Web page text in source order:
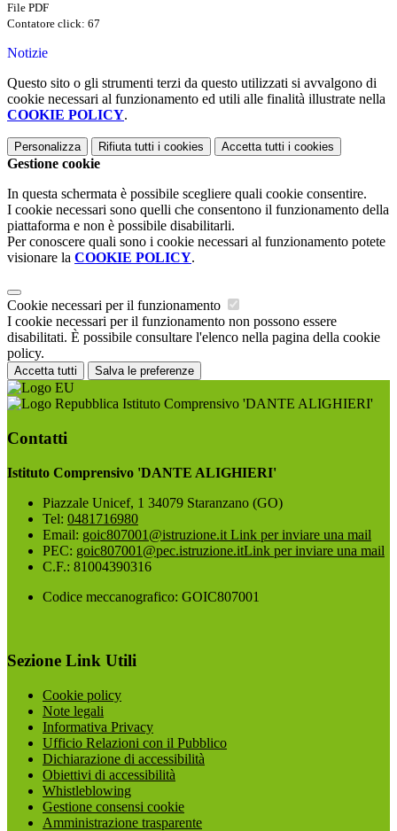
File PDF
Contatore click: 67
Notizie
Questo sito o gli strumenti terzi da questo utilizzati si avvalgono di
cookie necessari al funzionamento ed utili alle finalità illustrate nella
COOKIE POLICY.
Personalizza Rifiuta tutti i cookies Accetta tutti i cookies
Gestione cookie
In questa schermata è possibile scegliere quali cookie consentire.
I cookie necessari sono quelli che consentono il funzionamento della
piattaforma e non è possibile disabilitarli.
Per conoscere quali sono i cookie necessari al funzionamento potete
visionare la COOKIE POLICY.
Cookie necessari per il funzionamento
I cookie necessari per il funzionamento non possono essere
disabilitati. È possibile consultare l'elenco nella pagina della cookie
policy.
Accetta tutti Salva le preferenze
Istituto Comprensivo 'DANTE ALIGHIERI'
Contatti
Istituto Comprensivo 'DANTE ALIGHIERI'
Piazzale Unicef, 1 34079 Staranzano (GO)
Tel: 0481716980
Email: goic807001@istruzione.it Link per inviare una mail
PEC: goic807001@pec.istruzione.itLink per inviare una mail
C.F.: 81004390316
Codice meccanografico: GOIC807001
Sezione Link Utili
Cookie policy
Note legali
Informativa Privacy
Ufficio Relazioni con il Pubblico
Dichiarazione di accessibilità
Obiettivi di accessibilità
Whistleblowing
Gestione consensi cookie
Amministrazione trasparente